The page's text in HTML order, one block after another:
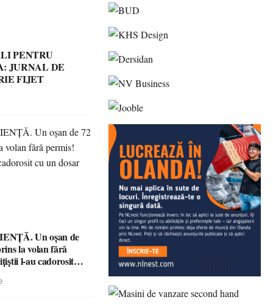
PENTRU
JURNAL DE
FIJET
Un oșan de
la volan fără
l-au cadorosit